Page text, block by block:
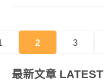
2 3
最新文章 LATEST